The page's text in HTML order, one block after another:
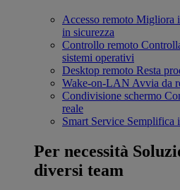
Accesso remoto Migliora
in sicurezza
Controllo remoto
sistemi operativi
Desktop remoto Resta
Wake-on-LAN Avvia da
Condivisione schermo
reale
Smart Service Semplifica
Per necessità
diversi team